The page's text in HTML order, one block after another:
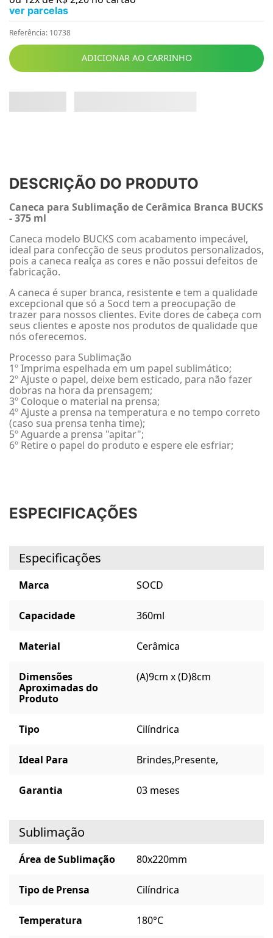
ver parcelas
Referência: 10738
ADICIONAR AO CARRINHO
DESCRIÇÃO DO PRODUTO
Caneca para Sublimação de Cerâmica Branca BUCKS
- 375 ml
Caneca modelo BUCKS com acabamento impecável,
ideal para confecção de seus produtos personalizados,
pois a caneca realça as cores e não possui defeitos de
fabricação.
A caneca é super branca, resistente e tem a qualidade
excepcional que só a Socd tem a preocupação de
trazer para nossos clientes. Evite dores de cabeça com
seus clientes e aposte nos produtos de qualidade que
nós oferecemos.
Processo para Sublimação
1º Imprima espelhada em um papel sublimático;
2º Ajuste o papel, deixe bem esticado, para não fazer
dobras na hora da prensagem;
3º Coloque o material na prensa;
4º Ajuste a prensa na temperatura e no tempo correto
(caso sua prensa tenha time);
5º Aguarde a prensa "apitar";
6º Retire o papel do produto e espere ele esfriar;
ESPECIFICAÇÕES
Especificações
Marca SOCD
Capacidade 360ml
Material Cerâmica
Dimensões
Aproximadas do
Produto
(A)9cm x (D)8cm
Tipo Cilíndrica
Ideal Para Brindes,Presente,
Garantia 03 meses
Sublimação
Área de Sublimação 80x220mm
Tipo de Prensa Cilíndrica
Temperatura 180°C